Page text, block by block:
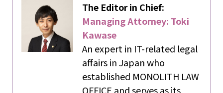
The Editor in Chief:
Managing Attorney: Toki
Kawase
An expert in IT-related legal
affairs in Japan who
established MONOLITH LAW
OFFICE and serves as its